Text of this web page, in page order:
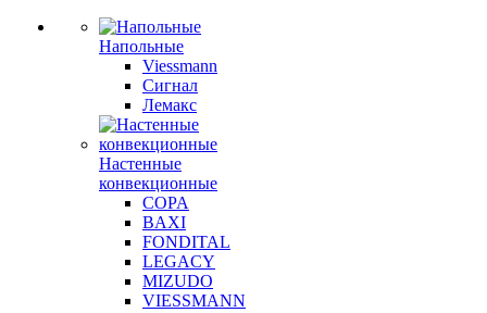
Напольные
Viessmann
Сигнал
Лемакс
Настенные
конвекционные
COPA
BAXI
FONDITAL
LEGACY
MIZUDO
VIESSMANN